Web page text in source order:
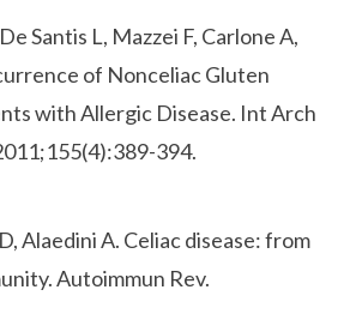
Santis L, Mazzei F, Carlone A,
of Nonceliac Gluten
with Allergic Disease. Int Arch
394.
Alaedini A. Celiac disease: from
Autoimmun Rev.